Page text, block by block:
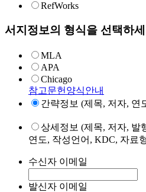
RefWorks
서지정보의 형식을 선택하
MLA
APA
Chicago
참고문헌양식안내
간략정보 (제목, 저자, 연
상세정보 (제목, 저자, 발
연도, 작성언어, KDC, 자료
수신자 이메일
발신자 이메일